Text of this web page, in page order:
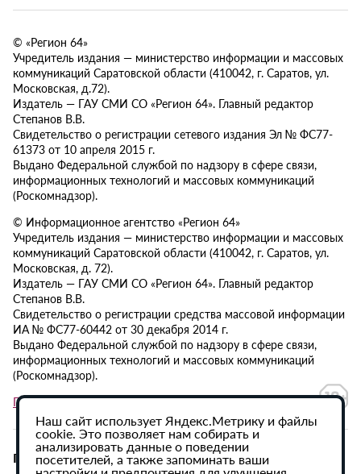
© «Регион 64»
Учредитель издания — министерство информации и массовых
коммуникаций Саратовской области (410042, г. Саратов, ул.
Московская, д.72).
Издатель — ГАУ СМИ СО «Регион 64». Главный редактор
Степанов В.В.
Свидетельство о регистрации сетевого издания Эл № ФС77-
61373 от 10 апреля 2015 г.
Выдано Федеральной службой по надзору в сфере связи,
информационных технологий и массовых коммуникаций
(Роскомнадзор).
© Информационное агентство «Регион 64»
Учредитель издания — министерство информации и массовых
коммуникаций Саратовской области (410042, г. Саратов, ул.
Московская, д. 72).
Издатель — ГАУ СМИ СО «Регион 64». Главный редактор
Степанов В.В.
Свидетельство о регистрации средства массовой информации
ИА № ФС77-60442 от 30 декабря 2014 г.
Выдано Федеральной службой по надзору в сфере связи,
информационных технологий и массовых коммуникаций
(Роскомнадзор).
Политика в отношении обработки персональных данных
При использовании материалов сайта активная
Наш сайт использует Яндекс.Метрику и файлы
cookie. Это позволяет нам собирать и
анализировать данные о поведении
посетителей, а также запоминать ваши